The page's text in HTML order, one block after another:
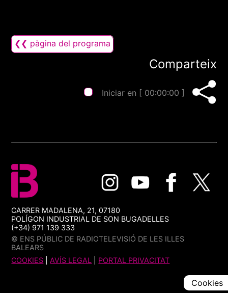
❮❮ pàgina del programa
Comparteix
Iniciar en [ 00:00:00 ]
CARRER MADALENA, 21, 07180
POLÍGON INDUSTRIAL DE SON BUGADELLES
(+34) 971 139 333
© ENS PÚBLIC DE RADIOTELEVISIÓ DE LES ILLES
BALEARS
COOKIES |AVÍS LEGAL PORTAL PRIVACITAT
Cookies